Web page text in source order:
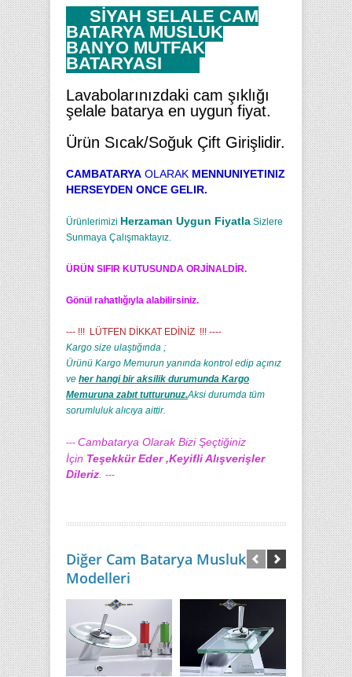
SİYAH ŞELALE CAM
BATARYA MUSLUK
BANYO MUTFAK
BATARYASI
Lavabolarınızdaki cam şıklığı
şelale batarya en uygun fiyat.
Ürün Sıcak/Soğuk Çift Girişlidir.
CAMBATARYA OLARAK MENNUNIYETINIZ
HERSEYDEN ONCE GELIR.
Ürünlerimizi Herzaman Uygun Fiyatla Sizlere
Sunmaya Çalışmaktayız.
ÜRÜN SIFIR KUTUSUNDA ORJİNALDİR.
Gönül rahatlığıyla alabilirsiniz.
--- !!! LÜTFEN DİKKAT EDİNİZ !!! ----
Kargo size ulaştığında ;
Ürünü Kargo Memurun yanında kontrol edip açınız
ve her hangi bir aksilik durumunda Kargo
Memuruna zabıt tutturunuz.Aksi durumda tüm
sorumluluk alıcıya aittir.
--- Cambatarya Olarak Bizi Şeçtiğiniz
İçin Teşekkür Eder ,Keyifli Alışverişler
Dileriz ---
Diğer Cam Batarya Musluk
Modelleri